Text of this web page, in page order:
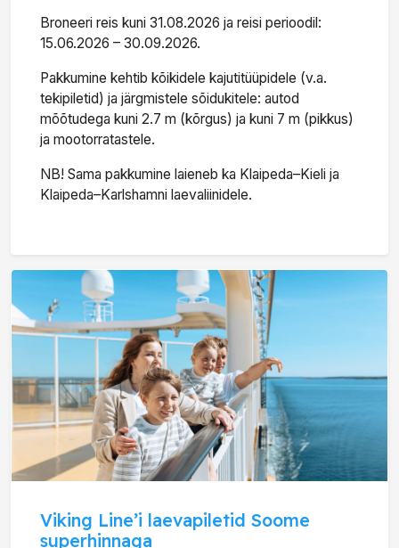
Broneeri reis kuni 31.08.2026 ja reisi perioodil:
15.06.2026 – 30.09.2026.
Pakkumine kehtib kõikidele kajutitüüpidele (v.a.
tekipiletid) ja järgmistele sõidukitele: autod
mõõtudega kuni 2.7 m (kõrgus) ja kuni 7 m (pikkus)
ja mootorratastele.
NB! Sama pakkumine laieneb ka Klaipeda–Kieli ja
Klaipeda–Karlshamni laevaliinidele.
Viking Line’i laevapiletid Soome
superhinnaga